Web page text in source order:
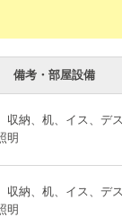
備考・部屋設備
収納、机、イス、デ
明
収納、机、イス、デ
明